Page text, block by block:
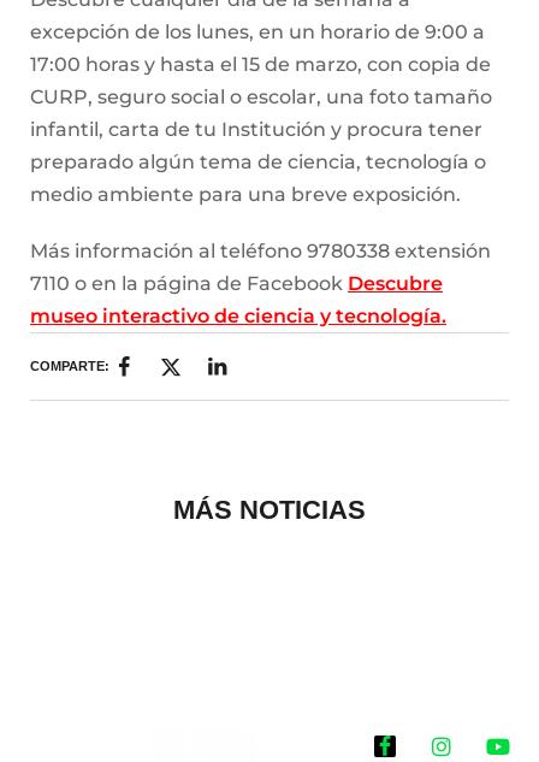
excepción de los lunes, en un horario de 9:00 a
17:00 horas y hasta el 15 de marzo, con copia de
CURP, seguro social o escolar, una foto tamaño
infantil, carta de tu Institución y procura tener
preparado algún tema de ciencia, tecnología o
medio ambiente para una breve exposición.
Más información al teléfono 9780338 extensión
7110 o en la página de Facebook Descubre
museo interactivo de ciencia y tecnología.
COMPARTE:
MÁS NOTICIAS